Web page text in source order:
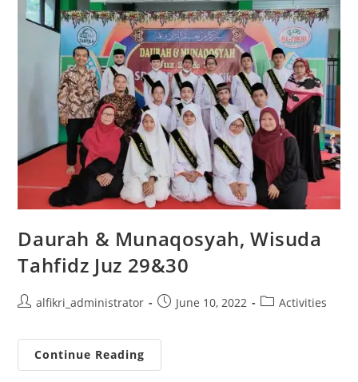
Daurah & Munaqosyah, Wisuda
Tahfidz Juz 29&30
Postalfikri_administrator
PostJune 10, 2022
PostActivities
Continue Reading